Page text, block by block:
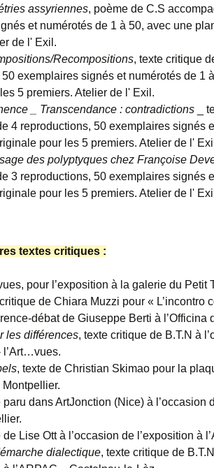
assyriennes, poème de C.S
et numérotés de 1 à 50, avec une
de l' Exil.
Recompositions, texte critique
exemplaires signés et numérotés de 1
5 premiers. Atelier de l' Exil.
_ Transcendance : contradictions _
4 reproductions, 50 exemplaires signés
pour les 5 premiers. Atelier de l'
des polyptyques chez Françoise
3 reproductions, 50 exemplaires signés
pour les 5 premiers. Atelier de l'
textes critiques :
pour l’exposition à la galerie du Petit
de Chiara Muzzi pour « L’incontro
débat de Giuseppe Berti à
les différences, texte critique de B.T.N à
l’Art…vues.
, texte de Christian Skimao pour la
paru dans ArtJonction (Nice) à l’occasion
de Lise Ott à l’occasion de l’exposition à
dialectique, texte critique de